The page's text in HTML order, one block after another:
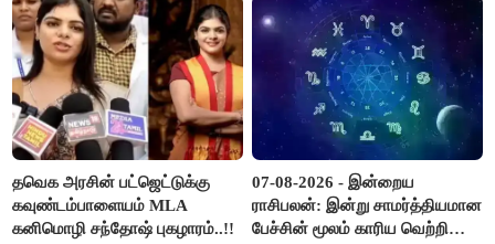
தவெக அரசின் பட்ஜெட்டுக்கு
கவுண்டம்பாளையம் MLA
கனிமொழி சந்தோஷ் புகழாரம்..!!
07-08-2026 - இன்றைய
ராசிபலன்: இன்று சாமர்த்தியமான
பேச்சின் மூலம் காரிய வெற்றி